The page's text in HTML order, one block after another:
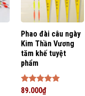
Phao đài câu ngày
Kim Thần Vương
tăm khế tuyệt
phẩm
Được xếp
89.000₫